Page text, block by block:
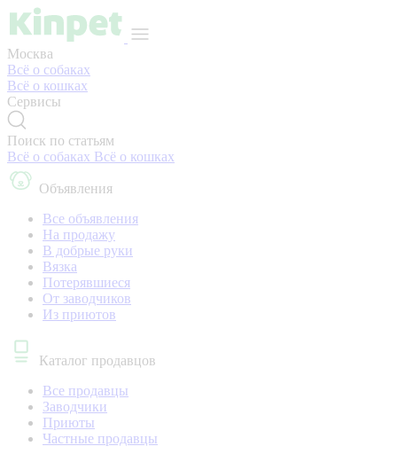
Москва
Всё о собаках
Всё о кошках
Сервисы
Поиск по статьям
Всё о собаках Всё о кошках
Объявления
Все объявления
На продажу
В добрые руки
Вязка
Потерявшиеся
От заводчиков
Из приютов
Каталог продавцов
Все продавцы
Заводчики
Приюты
Частные продавцы